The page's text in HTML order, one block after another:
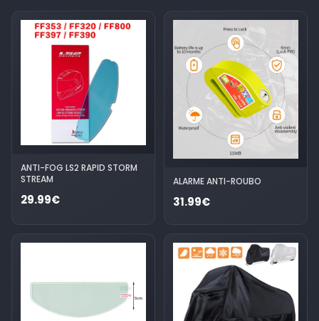
ANTI-FOG LS2 RAPID STORM
STREAM
29.99€
ALARME ANTI-ROUBO
31.99€